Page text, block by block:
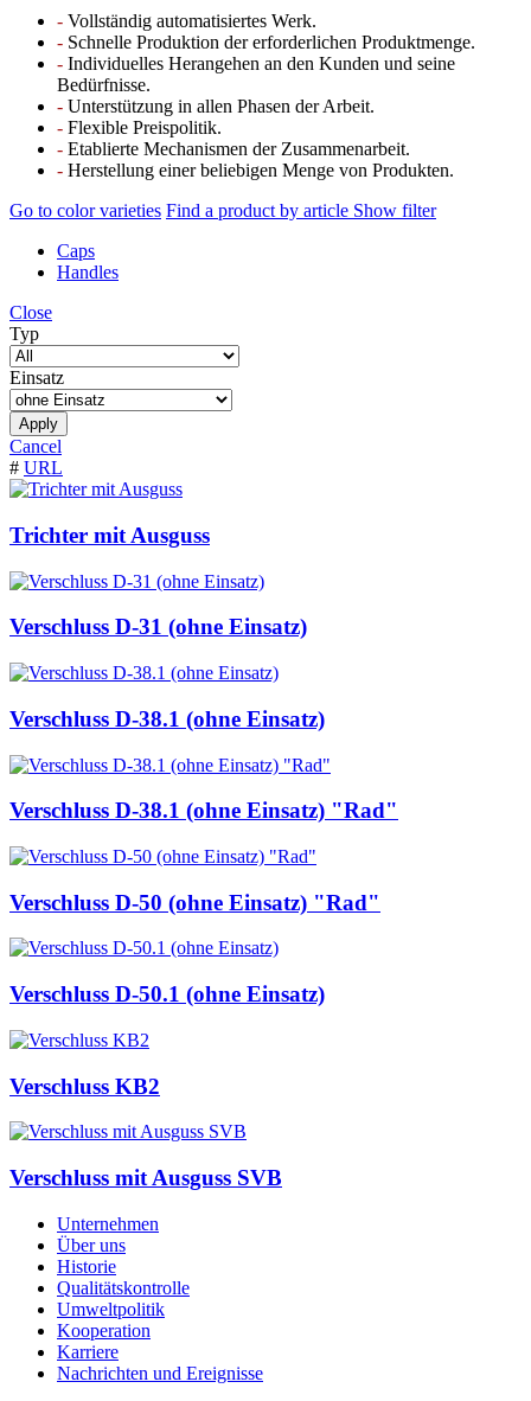
- Vollständig automatisiertes Werk.
- Schnelle Produktion der erforderlichen Produktmenge.
- Individuelles Herangehen an den Kunden und seine
Bedürfnisse.
- Unterstützung in allen Phasen der Arbeit.
- Flexible Preispolitik.
- Etablierte Mechanismen der Zusammenarbeit.
- Herstellung einer beliebigen Menge von Produkten.
Go to color varieties Find a product by article Show filter
Caps
Handles
Close
Typ
Einsatz
Apply
Cancel
# URL
Trichter mit Ausguss
Verschluss D-31 (ohne Einsatz)
Verschluss D-38.1 (ohne Einsatz)
Verschluss D-38.1 (ohne Einsatz) "Rad"
Verschluss D-50 (ohne Einsatz) "Rad"
Verschluss D-50.1 (ohne Einsatz)
Verschluss KB2
Verschluss mit Ausguss SVB
Unternehmen
Über uns
Historie
Qualitätskontrolle
Umweltpolitik
Kooperation
Karriere
Nachrichten und Ereignisse